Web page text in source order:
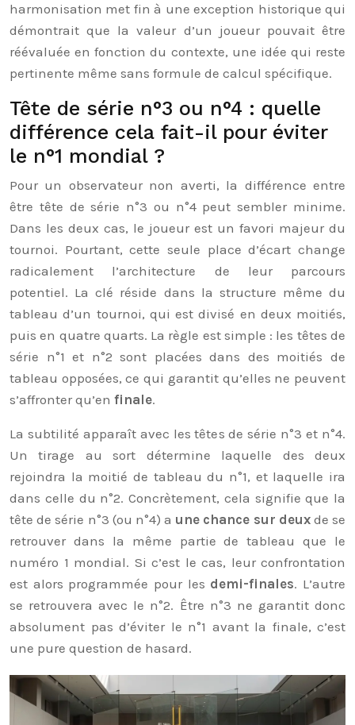
harmonisation met fin à une exception historique qui
démontrait que la valeur d’un joueur pouvait être
réévaluée en fonction du contexte, une idée qui reste
pertinente même sans formule de calcul spécifique.
Tête de série n°3 ou n°4 : quelle
différence cela fait-il pour éviter
le n°1 mondial ?
Pour un observateur non averti, la différence entre
être tête de série n°3 ou n°4 peut sembler minime.
Dans les deux cas, le joueur est un favori majeur du
tournoi. Pourtant, cette seule place d’écart change
radicalement l’architecture de leur parcours
potentiel. La clé réside dans la structure même du
tableau d’un tournoi, qui est divisé en deux moitiés,
puis en quatre quarts. La règle est simple : les têtes de
série n°1 et n°2 sont placées dans des moitiés de
tableau opposées, ce qui garantit qu’elles ne peuvent
s’affronter qu’en finale.
La subtilité apparaît avec les têtes de série n°3 et n°4.
Un tirage au sort détermine laquelle des deux
rejoindra la moitié de tableau du n°1, et laquelle ira
dans celle du n°2. Concrètement, cela signifie que la
tête de série n°3 (ou n°4) a une chance sur deuxde se
retrouver dans la même partie de tableau que le
numéro 1 mondial. Si c’est le cas, leur confrontation
est alors programmée pour les demi-finales. L’autre
se retrouvera avec le n°2. Être n°3 ne garantit donc
absolument pas d’éviter le n°1 avant la finale, c’est
une pure question de hasard.